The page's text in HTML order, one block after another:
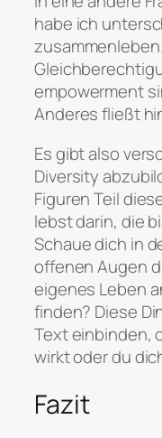
habe ich
empowerment
Anderes fließt
Es gibt also
Diversity
Figuren Teil
lebst darin, die
Schaue dich in
offenen Augen
eigenes Leben
finden? Diese
Text einbinden,
wirkt oder du
Fazit